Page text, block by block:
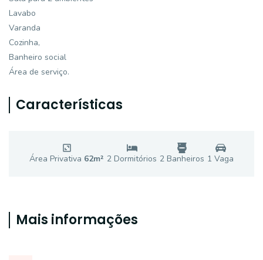
Lavabo
Varanda
Cozinha,
Banheiro social
Área de serviço.
Características
Área Privativa 62m² 2 Dormitórios 2 Banheiros 1 Vaga
Mais informações